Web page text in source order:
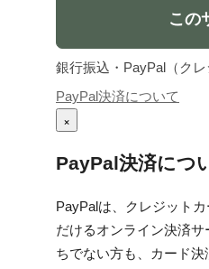
この
銀行振込・PayPal（ク
PayPal決済について
×
PayPal決済につ
PayPalは、クレジット
だけるオンライン決済
ちでない方も、カード決